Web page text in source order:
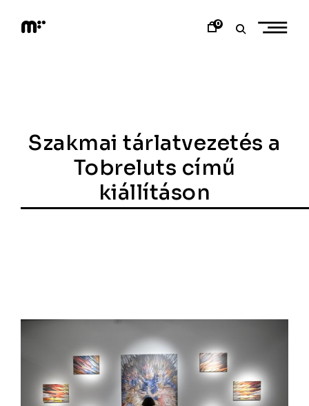
content
0
Szakmai tárlatvezetés a
Tobreluts című
kiállításon